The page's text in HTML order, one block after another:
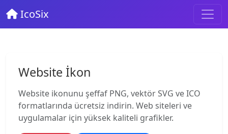
IcoSix
Website İkon
Website ikonunu şeffaf PNG, vektör SVG ve ICO
formatlarında ücretsiz indirin. Web siteleri ve
uygulamalar için yüksek kaliteli grafikler.